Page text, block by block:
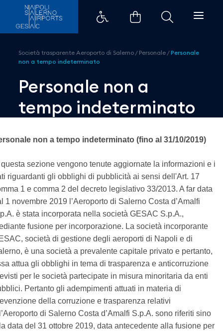
Personale non a tempo
Società trasparente Aeroporto di Salerno / Personale /Personale
non a tempo indeterminato
Personale non a
tempo indeterminato
non a tempo indeterminato (fino al 31/10/2019)
sezione vengono tenute aggiornate la informazioni e i
riguardanti gli obblighi di pubblicità ai sensi dell'Art. 17
1 e comma 2 del decreto legislativo 33/2013. A far data
1 novembre 2019 l’Aeroporto di Salerno Costa d’Amalfi
è stata incorporata nella società GESAC S.p.A.,
fusione per incorporazione. La società incorporante
società di gestione degli aeroporti di Napoli e di
è una società a prevalente capitale privato e pertanto,
attua gli obblighi in tema di trasparenza e anticorruzione
per le società partecipate in misura minoritaria da enti
Pertanto gli adempimenti attuati in materia di
della corruzione e trasparenza relativi
di Salerno Costa d’Amalfi S.p.A. sono riferiti sino
data del 31 ottobre 2019, data antecedente alla fusione per